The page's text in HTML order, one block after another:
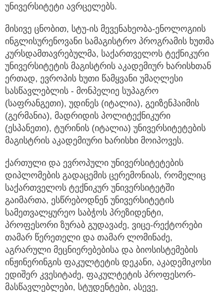
უნივერსიტეტი ავრცელებს.
მისივე ცნობით, სტუ-ის მევენახეობა-ენოლოგიის
ინგლისურენოვანი სამაგისტრო პროგრამის ხუთმა
კურსდამთავრებულმა, საქართველოს ტექნიკური
უნივერსიტეტის მაგისტრის აკადემიურ ხარისხთან
ერთად, ევროპის ხუთი წამყვანი უმაღლესი
სასწავლებლის - მონპელიე სუპაგრო
(საფრანგეთი), უდინეს (იტალია), გეიზენჰაიმის
(გერმანია), მადრიდის პოლიტექნიკური
(ესპანეთი), ტურინის (იტალია) უნივერსიტეტების
მაგისტრის აკადემიური ხარისხი მოიპოვეს.
ქართული და ევროპული უნივერსიტეტების
დიპლომების გადაცემის ცერემონიას, რომელიც
საქართველოს ტექნიკურ უნივერსიტეტში
გაიმართა, ესწრებოდნენ უნივერსიტეტის
სამეთვალყურეო საბჭოს პრეზიდენტი,
პროფესორი ზურაბ გუდავაძე, ვიცე-რექტორები
თამარ წერეთელი და თამარ ლომინაძე,
აგრარული მეცნიერებებისა და ბიოსისტემების
ინჟინერინგის ფაკულტეტის დეკანი, აკადემიკოსი
ედიშერ კვესიტაძე, ფაკულტეტის პროფესორ-
მასწავლებლები, სტუდენტები, ასევე,